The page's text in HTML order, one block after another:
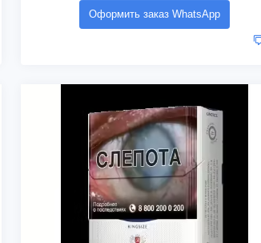
Оформить заказ WhatsApp